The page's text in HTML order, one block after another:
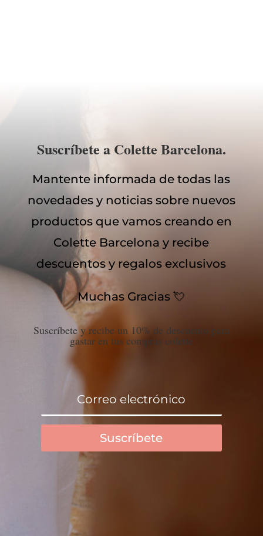
Suscríbete a Colette Barcelona.
Mantente informada de todas las
novedades y noticias sobre nuevos
productos que vamos creando en
Colette Barcelona y recibe
descuentos y regalos exclusivos
Muchas Gracias 💘
Suscríbete y recibe un 10% de descuento para
gastar en tus compras colette
Suscríbete